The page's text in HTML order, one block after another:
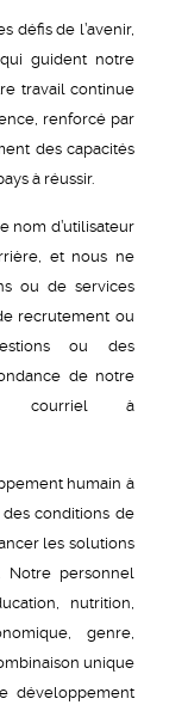
défis de l’avenir,
guident notre
travail continue
renforcé par
des capacités
à réussir.
nom d’utilisateur
et nous ne
ou de services
recrutement ou
ou des
de notre
courriel à
humain à
conditions de
les solutions
Notre personnel
nutrition,
genre,
unique
développement